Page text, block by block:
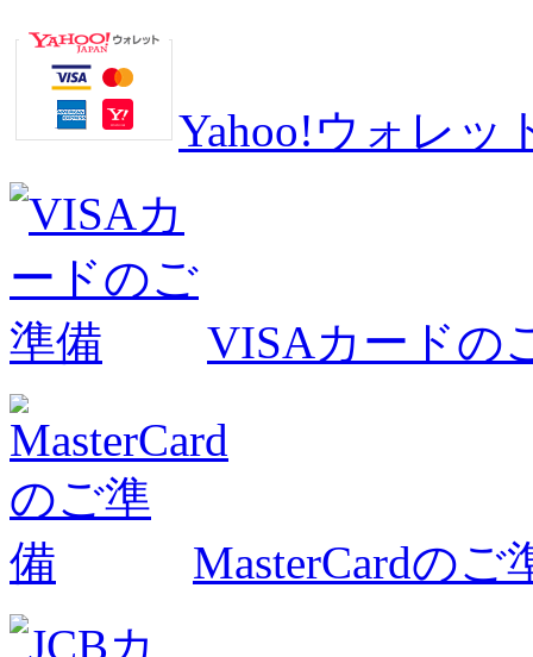
Yahoo!ウォレッ
VISAカードの
MasterCardのご